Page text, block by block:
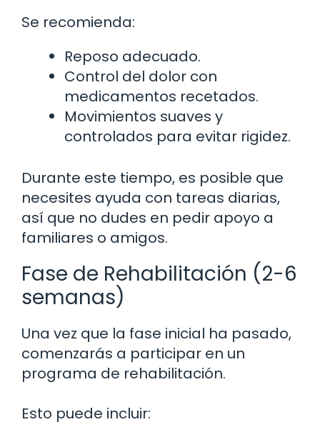
Se recomienda:
Reposo adecuado.
Control del dolor con
medicamentos recetados.
Movimientos suaves y
controlados para evitar rigidez.
Durante este tiempo, es posible que
necesites ayuda con tareas diarias,
así que no dudes en pedir apoyo a
familiares o amigos.
Fase de Rehabilitación (2-6
semanas)
Una vez que la fase inicial ha pasado,
comenzarás a participar en un
programa de rehabilitación.
Esto puede incluir: